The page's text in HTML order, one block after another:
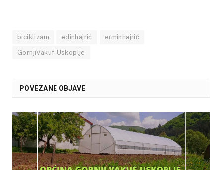
biciklizam edinhajrić erminhajrić
GornjiVakuf-Uskoplje
POVEZANE OBJAVE